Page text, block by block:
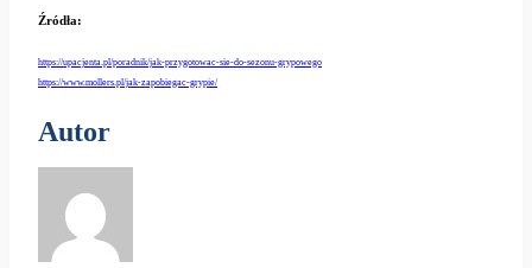
Źródła:
https://upacjenta.pl/poradnik/jak-przygotowac-sie-do-sezonu-grypowego
https://www.mollers.pl/jak-zapobiegac-grypie/
Autor